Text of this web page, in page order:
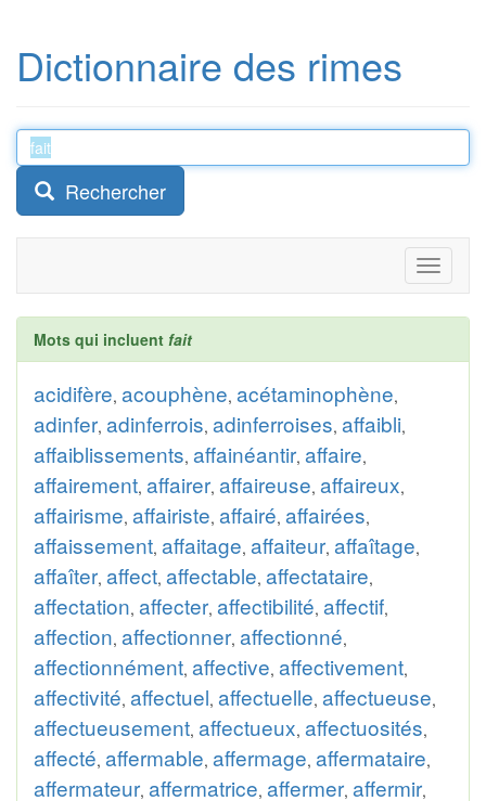
Dictionnaire des rimes
Rechercher
Toggle
Mots qui incluent fait
acidifère, acouphène, acétaminophène,
adinfer, adinferrois, adinferroises, affaibli,
affaiblissements, affainéantir, affaire,
affairement, affairer, affaireuse, affaireux,
affairisme, affairiste, affairé, affairées,
affaissement, affaitage, affaiteur, affaîtage,
affaîter, affect, affectable, affectataire,
affectation, affecter, affectibilité, affectif,
affection, affectionner, affectionné,
affectionnément, affective, affectivement,
affectivité, affectuel, affectuelle, affectueuse,
affectueusement, affectueux, affectuosités,
affecté, affermable, affermage, affermataire,
affermateur, affermatrice, affermer, affermir,